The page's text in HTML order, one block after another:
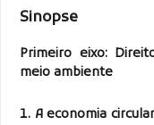
Sinopse
Primeiro eixo:
meio ambiente
1. A economia